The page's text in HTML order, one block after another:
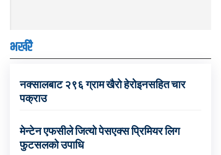
भर्खरै
नक्सालबाट २९६ ग्राम खैरो हेरोइनसहित चार
पक्राउ
मेन्टेन एफसीले जित्यो पेसएक्स प्रिमियर लिग
फुटसलको उपाधि